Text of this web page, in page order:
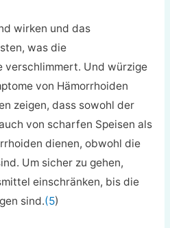
wirken und das
was die
verschlimmert. Und würzige
von Hämorrhoiden
zeigen, dass sowohl der
von scharfen Speisen als
dienen, obwohl die
Um sicher zu gehen,
einschränken, bis die
sind.(5)